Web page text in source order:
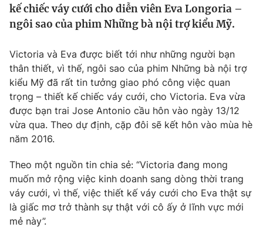
Thế giới
Thế giới đó đây
Câu chuyện quốc tế
Kinh tế
Tài chính
Thị trường
Góc doanh nghiệp
Dữ liệu và đời sống
Truyền hình
Phim VTV
Hậu trường
Nhân vật
Khán giả
Điện ảnh
Âm nhạc
Sao
Đời sống
Du lịch
Giáo dục
kế chiếc váy cưới cho diễn viên Eva Longoria –
ngôi sao của phim Những bà nội trợ kiểu Mỹ.
Victoria và Eva được biết tới như những người bạn
thân thiết, vì thế, ngôi sao của phim Những bà nội trợ
kiểu Mỹ đã rất tin tưởng giao phó công việc quan
trọng – thiết kế chiếc váy cưới, cho Victoria. Eva vừa
được bạn trai Jose Antonio cầu hôn vào ngày 13/12
vừa qua. Theo dự định, cặp đôi sẽ kết hôn vào mùa hè
năm 2016.
Theo một nguồn tin chia sẻ: “Victoria đang mong
muốn mở rộng việc kinh doanh sang dòng thời trang
váy cưới, vì thế, việc thiết kế váy cưới cho Eva thật sự
là giấc mơ trở thành sự thật với cô ấy ở lĩnh vực mới
mẻ này”.